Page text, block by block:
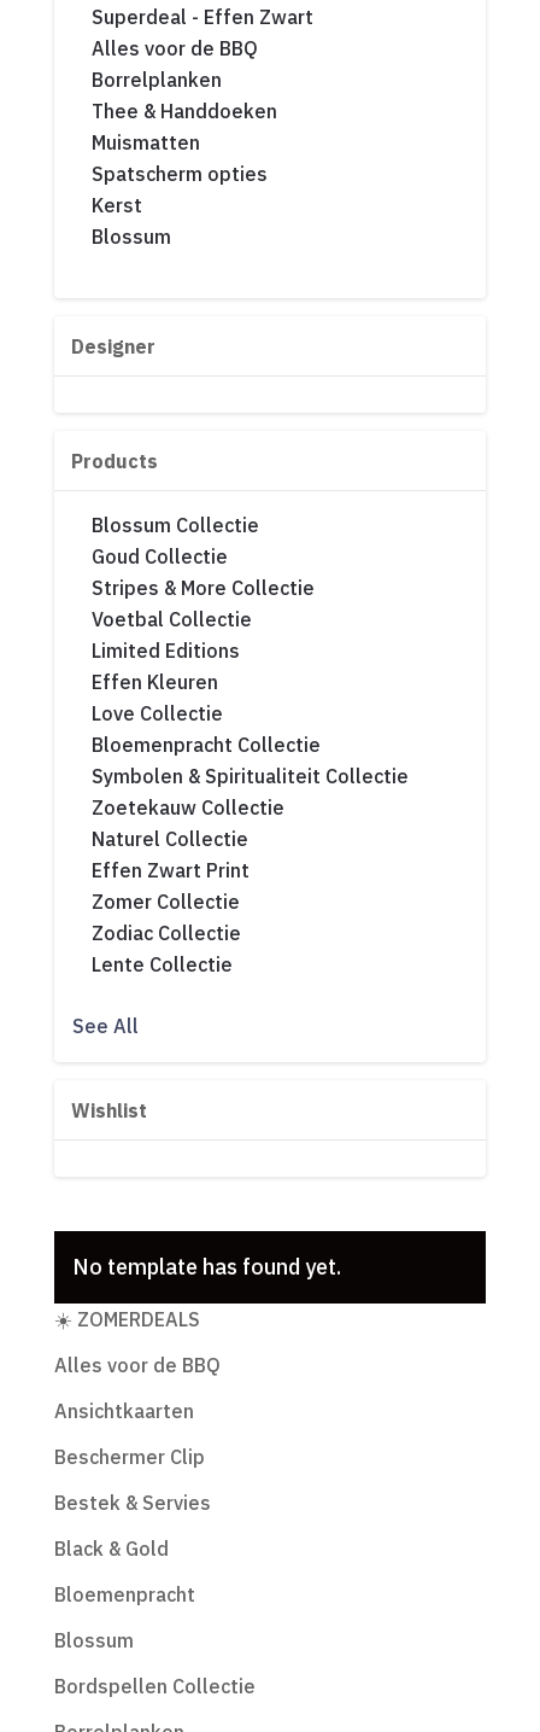
Superdeal - Effen Zwart
Alles voor de BBQ
Borrelplanken
Thee & Handdoeken
Muismatten
Spatscherm opties
Kerst
Blossum
Designer
Products
Blossum Collectie
Goud Collectie
Stripes & More Collectie
Voetbal Collectie
Limited Editions
Effen Kleuren
Love Collectie
Bloemenpracht Collectie
Symbolen & Spiritualiteit Collectie
Zoetekauw Collectie
Naturel Collectie
Effen Zwart Print
Zomer Collectie
Zodiac Collectie
Lente Collectie
See All
Wishlist
No template has found yet.
Productcategorieën
☀️ ZOMERDEALS
Alles voor de BBQ
Ansichtkaarten
Beschermer Clip
Bestek & Servies
Black & Gold
Bloemenpracht
Blossum
Bordspellen Collectie